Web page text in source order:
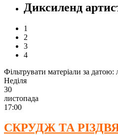
Диксиленд
1
2
3
4
Фільтрувати матеріали за
Неділя
30
листопада
17:00
СКРУДЖ ТА